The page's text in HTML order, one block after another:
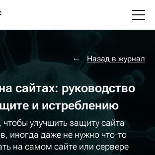
Назад в журнал
сайтах: руководство
и истреблению
чтобы улучшить защиту сайта
иногда даже не нужно что-то
на самом сайте или сервере